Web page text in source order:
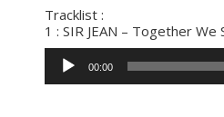
Tracklist :
1 : SIR JEAN – Together We
Lecteur
audio
00:00